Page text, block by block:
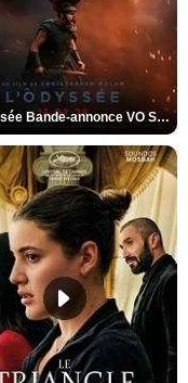
L'Odyssée Bande-annonce VO STFR